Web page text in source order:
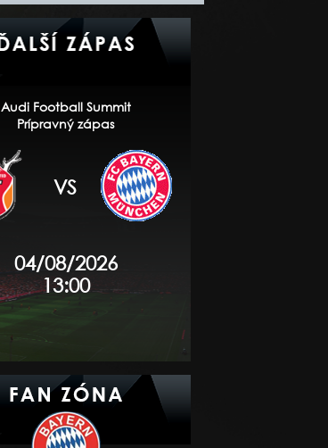
Audi Football Summit
Prípravný zápas
VS
04/08/2026
13:00